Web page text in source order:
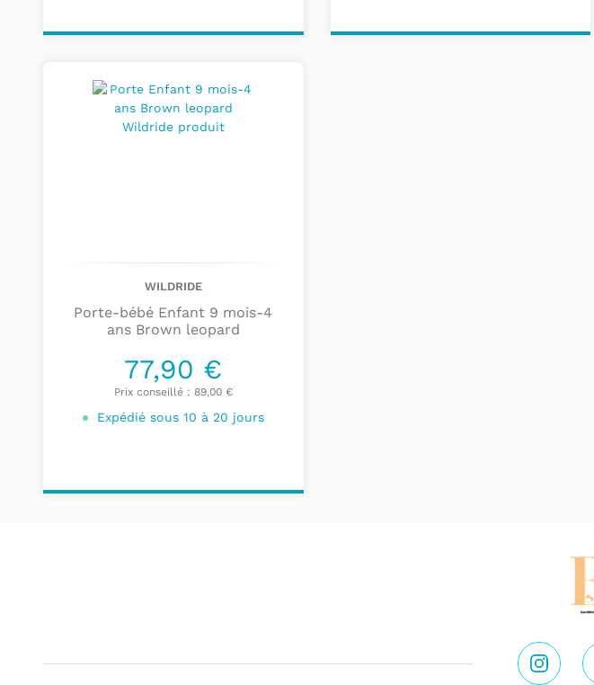
WILDRIDE
Porte-bébé Enfant 9 mois-4
ans Brown leopard
77,90 €
Prix conseillé : 89,00 €
Expédié sous 10 à 20 jours
Instagram